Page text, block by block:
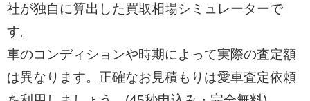
社が独自に算出した買取相場シミュレーターで
す。
車のコンディションや時期によって実際の査定額
は異なります。正確なお見積もりは愛車査定依頼